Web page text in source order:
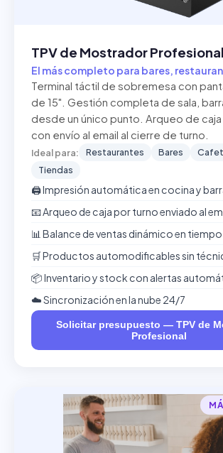
TPV de Mostrador Profesional
El más completo para bares,
Terminal táctil de sobremesa con
de 15". Gestión completa de sala,
desde un único punto. Arqueo de
con envío al email al cierre de turno.
Ideal para: Restaurantes Bares
Tiendas
🖨️ Impresión automática en cocina y
📧 Arqueo de caja por turno enviado al
📊 Balance de ventas dinámico en tiempo
🛒 Productos automodificables sin
📦 Inventario y stock con alertas
☁️ Sincronización en la nube 24/7
Solicitar presupuesto — TPV de
Profesional